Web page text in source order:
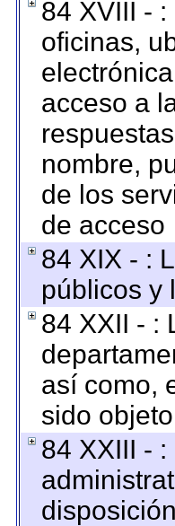
84 XVIII -
oficinas,
acceso a
nombre,
de los
de acceso
84 XIX - :
públicos y
84 XXII - :
así como,
sido
84 XXIII -